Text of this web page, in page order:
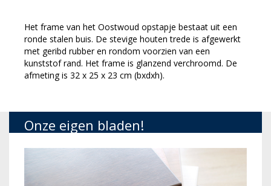
Het frame van het Oostwoud opstapje bestaat uit een
ronde stalen buis. De stevige houten trede is afgewerkt
met geribd rubber en rondom voorzien van een
kunststof rand. Het frame is glanzend verchroomd. De
afmeting is 32 x 25 x 23 cm (bxdxh).
Onze eigen bladen!